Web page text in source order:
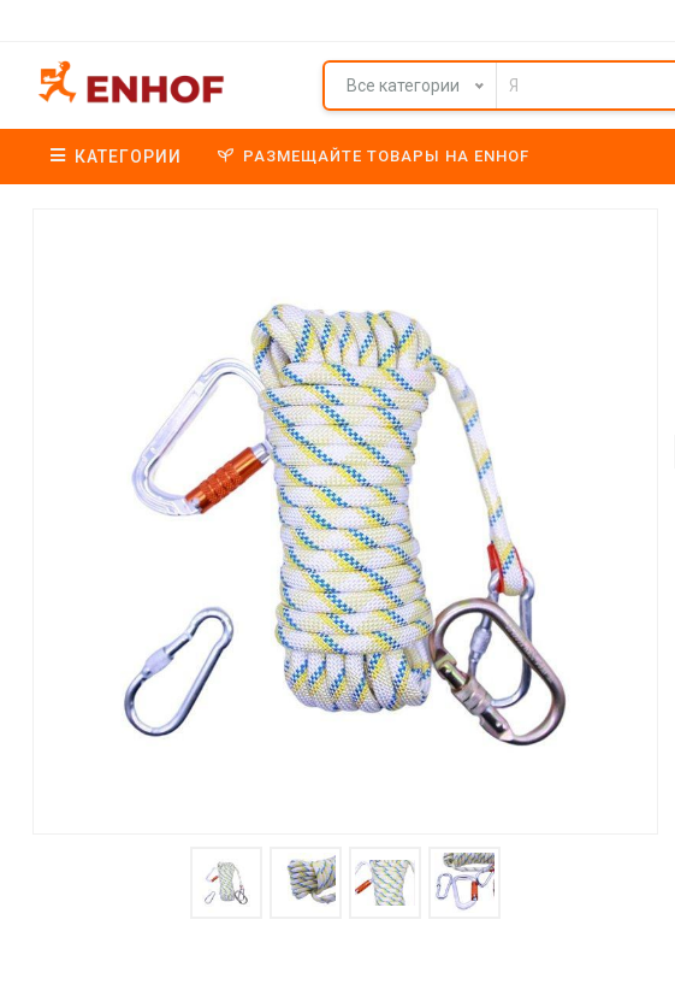
Все категории
КАТЕГОРИИ РАЗМЕЩАЙТЕ ТОВАРЫ НА ENHOF